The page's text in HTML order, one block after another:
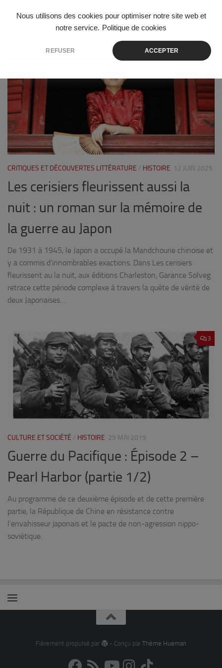
Nous utilisons des cookies pour optimiser notre site web et
notre service. Politique de cookies
REFUSER ACCEPTER
Skip to content
CRITIQUES ET DÉCOUVERTES LITTÉRATURE / HISTOIRE 12 JUIN 2025
Les cerisiers fleurissent aussi la
nuit : un roman sur la mémoire de
la guerre au Japon
De 1931 à 1945, le Japon a occupé la Mandchourie chinoise et
y a commis d’innombrables exactions. Dans Les cerisiers
fleurissent au la nuit, aux éditions Charleston, Garance Solveg
retrace cette période complexe à travers la quête de vérité de
deux Japonaises…
3
CULTURE ET SOCIÉTÉ / HISTOIRE 29 MAI 2019
Guerre du Pacifique : Épisode 2 –
Pearl Harbor (partie 1/2)
Au programme de ce deuxième épisode et de cette première
partie, la République de Chine en résistance contre
l’envahisseur japonais et le pacte de non-agression nippo-
soviétique.
Fièrement propulsé par - Conçu par Thème Hueman